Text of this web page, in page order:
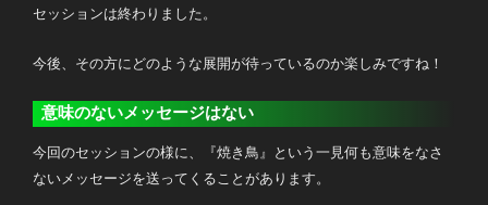
セッションは終わりました。
今後、その方にどのような展開が待っているのか楽しみですね！
意味のないメッセージはない
今回のセッションの様に、『焼き鳥』という一見何も意味をなさ
ないメッセージを送ってくることがあります。